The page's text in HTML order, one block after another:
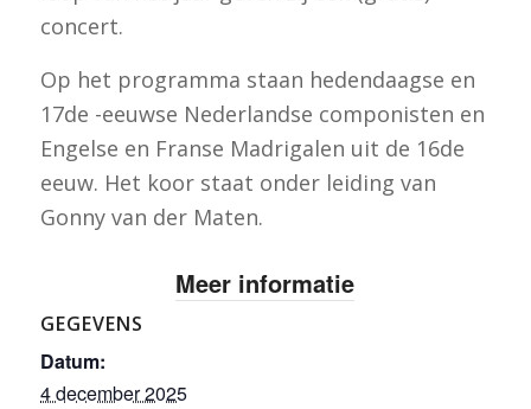
concert.
Op het programma staan hedendaagse en
17de -eeuwse Nederlandse componisten en
Engelse en Franse Madrigalen uit de 16de
eeuw. Het koor staat onder leiding van
Gonny van der Maten.
Meer informatie
GEGEVENS
Datum:
4 december 2025